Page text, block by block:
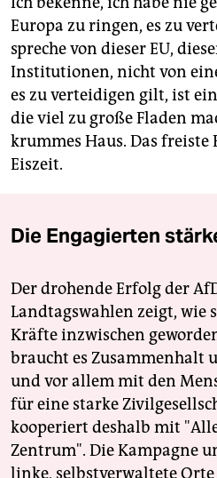
Europa zu ringen, es zu
spreche von dieser EU,
Institutionen, nicht von
es zu verteidigen gilt, ist
die viel zu große Fladen
krummes Haus. Das freiste
Eiszeit.
Die Engagierten
Der drohende Erfolg der
Landtagswahlen zeigt, wie
Kräfte inzwischen
braucht es Zusammenhalt
und vor allem mit den
für eine starke
kooperiert deshalb mit
Zentrum". Die Kampagne
linke, selbstverwaltete